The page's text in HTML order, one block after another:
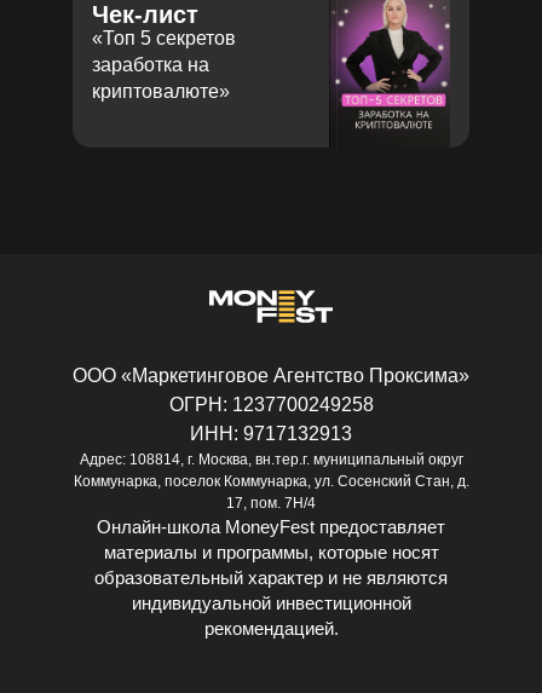
Чек-лист
«‎Топ 5 секретов
заработка на
криптовалюте»‎
ООО «Маркетинговое Агентство Проксима»
ОГРН: 1237700249258
ИНН: 9717132913
Адрес: 108814, г. Москва, вн.тер.г. муниципальный округ
Коммунарка, поселок Коммунарка, ул. Сосенский Стан, д.
17, пом. 7Н/4
Онлайн-школа MoneyFest предоставляет
материалы и программы, которые носят
образовательный характер и не являются
индивидуальной инвестиционной
рекомендацией.